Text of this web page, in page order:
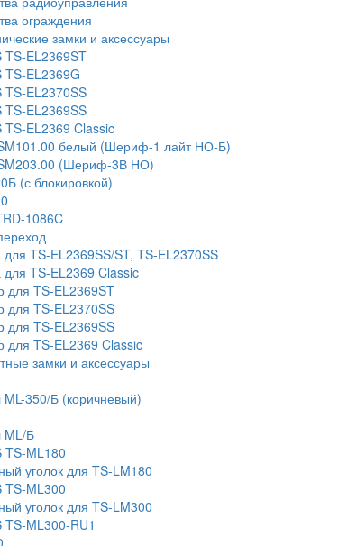
ограждения
замки и аксессуары
TS-EL2369ST
TS-EL2369G
TS-EL2370SS
TS-EL2369SS
TS-EL2369 Classic
белый (Шериф-1 лайт НО-Б)
(Шериф-3В НО)
(с блокировкой)
1086C
для TS-EL2369SS/ST, TS-EL2370SS
для TS-EL2369 Classic
для TS-EL2369ST
для TS-EL2370SS
для TS-EL2369SS
для TS-EL2369 Classic
замки и аксессуары
350/Б (коричневый)
Б
TS-ML180
уголок для TS-LM180
TS-ML300
уголок для TS-LM300
TS-ML300-RU1